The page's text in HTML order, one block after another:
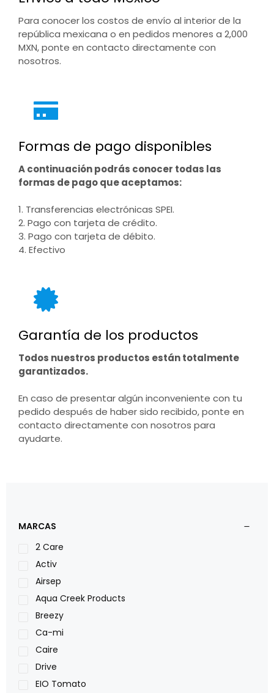
Para conocer los costos de envío al interior de la
república mexicana o en pedidos menores a 2,000
MXN, ponte en contacto directamente con
nosotros.
Formas de pago disponibles
A continuación podrás conocer todas las
formas de pago que aceptamos:
1. Transferencias electrónicas SPEI.
2. Pago con tarjeta de crédito.
3. Pago con tarjeta de débito.
4. Efectivo
Garantía de los productos
Todos nuestros productos están totalmente
garantizados.
En caso de presentar algún inconveniente con tu
pedido después de haber sido recibido, ponte en
contacto directamente con nosotros para
ayudarte.
MARCAS
2 Care
Activ
Airsep
Aqua Creek Products
Breezy
Ca-mi
Caire
Drive
EIO Tomato